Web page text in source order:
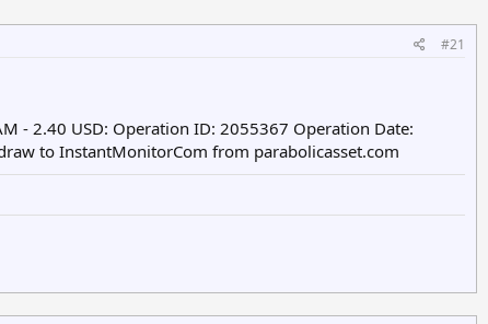
#21
- 2.40 USD: Operation ID: 2055367 Operation Date:
to InstantMonitorCom from parabolicasset.com